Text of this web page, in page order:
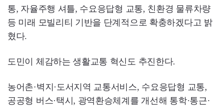
통, 자율주행 셔틀, 수요응답형 교통, 친환경 물류차량
등 미래 모빌리티 기반을 단계적으로 확충하겠다고 밝
혔다.
도민이 체감하는 생활교통 혁신도 추진한다.
농어촌·벽지·도서지역 교통서비스, 수요응답형 교통,
공공형 버스·택시, 광역환승체계를 개선해 통학·통근·